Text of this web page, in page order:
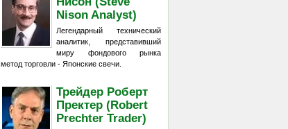
Nison Analyst)
Легендарный технический
аналитик, представивший
миру фондового рынка
метод торговли - Японские свечи.
Трейдер Роберт
Пректер (Robert
Prechter Trader)